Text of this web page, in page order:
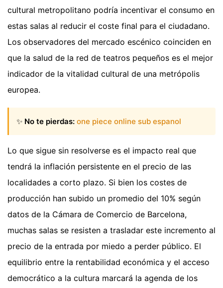
cultural metropolitano podría incentivar el consumo en
estas salas al reducir el coste final para el ciudadano.
Los observadores del mercado escénico coinciden en
que la salud de la red de teatros pequeños es el mejor
indicador de la vitalidad cultural de una metrópolis
europea.
✨ No te pierdas: one piece online sub espanol
Lo que sigue sin resolverse es el impacto real que
tendrá la inflación persistente en el precio de las
localidades a corto plazo. Si bien los costes de
producción han subido un promedio del 10% según
datos de la Cámara de Comercio de Barcelona,
muchas salas se resisten a trasladar este incremento al
precio de la entrada por miedo a perder público. El
equilibrio entre la rentabilidad económica y el acceso
democrático a la cultura marcará la agenda de los